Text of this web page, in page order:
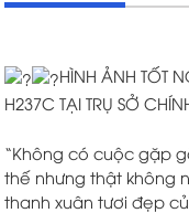
HÌNH ẢNH TỐT
H237C TẠI TRỤ SỞ
“Không có cuộc gặp
thế nhưng thật không
thanh xuân tươi đẹp